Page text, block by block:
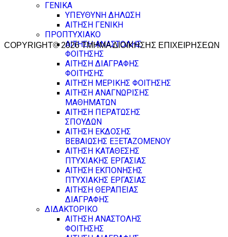
ΓΕΝΙΚΑ
ΥΠΕΥΘΥΝΗ ΔΗΛΩΣΗ
ΑΙΤΗΣΗ ΓΕΝΙΚΗ
ΠΡΟΠΤΥΧΙΑΚΟ
ΑΙΤΗΣΗ ΑΝΑΣΤΟΛΗΣ
ΦΟΙΤΗΣΗΣ
ΑΙΤΗΣΗ ΔΙΑΓΡΑΦΗΣ
ΦΟΙΤΗΣΗΣ
ΑΙΤΗΣΗ ΜΕΡΙΚΗΣ ΦΟΙΤΗΣΗΣ
ΑΙΤΗΣΗ ΑΝΑΓΝΩΡΙΣΗΣ
ΜΑΘΗΜΑΤΩΝ
ΑΙΤΗΣΗ ΠΕΡΑΤΩΣΗΣ
ΣΠΟΥΔΩΝ
ΑΙΤΗΣΗ ΕΚΔΟΣΗΣ
ΒΕΒΑΙΩΣΗΣ ΕΞΕΤΑΖΟΜΕΝΟΥ
ΑΙΤΗΣΗ ΚΑΤΑΘΕΣΗΣ
ΠΤΥΧΙΑΚΗΣ ΕΡΓΑΣΙΑΣ
ΑΙΤΗΣΗ ΕΚΠΟΝΗΣΗΣ
ΠΤΥΧΙΑΚΗΣ ΕΡΓΑΣΙΑΣ
ΑΙΤΗΣΗ ΘΕΡΑΠΕΙΑΣ
ΔΙΑΓΡΑΦΗΣ
ΔΙΔΑΚΤΟΡΙΚΟ
ΑΙΤΗΣΗ ΑΝΑΣΤΟΛΗΣ
ΦΟΙΤΗΣΗΣ
COPYRIGHT© 2026 ΤΜΗΜΑ ΔΙΟΙΚΗΣΗΣ ΕΠΙΧΕΙΡΗΣΕΩΝ